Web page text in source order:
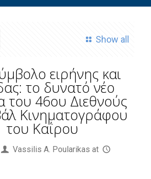
Show all
ειρήνης και
το δυνατό νέο
του 46ου Διεθνούς
Κινηματογράφου
του Καΐρου
Vassilis Α. Poularikas at